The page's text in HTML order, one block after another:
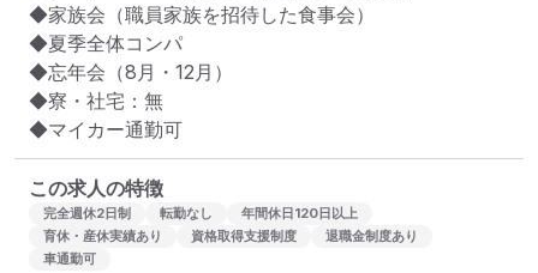
◆家族会（職員家族を招待した食事会）
◆夏季全体コンパ
◆忘年会（8月・12月）
◆寮・社宅：無
◆マイカー通勤可
この求人の特徴
完全週休2日制 転勤なし
年間休日120日以上
育休・産休実績あり
資格取得支援制度
退職金制度あり
車通勤可